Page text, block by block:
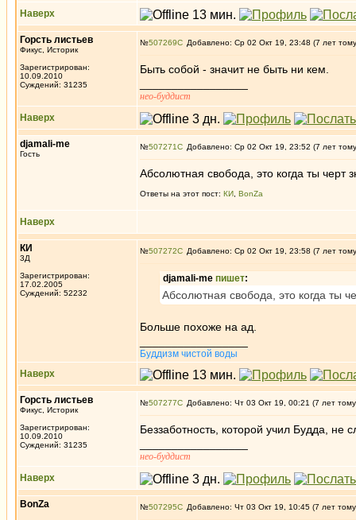
Наверх
Горсть листьев
Фикус, Историк
Зарегистрирован:
10.09.2010
Суждений: 31235
№507269 Добавлено: Ср 02 Окт 19, 23:48 (7 лет
Быть собой - значит не быть ни кем.
нео-буддист
Наверх
djamali-me
Гость
№507271 Добавлено: Ср 02 Окт 19, 23:52 (7 лет
Абсолютная свобода, это когда ты черт
Ответы на этот пост: КИ BonZa
Наверх
КИ
3Д
Зарегистрирован:
17.02.2005
Суждений: 52232
№507272 Добавлено: Ср 02 Окт 19, 23:58 (7 лет
djamali-me пишет:
Абсолютная свобода, это когда ты
Больше похоже на ад.
Буддизм чистой воды
Наверх
Горсть листьев
Фикус, Историк
Зарегистрирован:
10.09.2010
Суждений: 31235
№507277 Добавлено: Чт 03 Окт 19, 00:21 (7 лет
Беззаботность, которой учил Будда, не
нео-буддист
Наверх
BonZa №507295 Добавлено: Чт 03 Окт 19, 10:45 (7 лет